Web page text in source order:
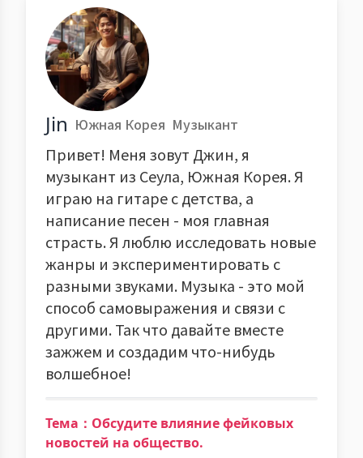
Jin Южная Корея Музыкант
Привет! Меня зовут Джин, я
музыкант из Сеула, Южная Корея. Я
играю на гитаре с детства, а
написание песен - моя главная
страсть. Я люблю исследовать новые
жанры и экспериментировать с
разными звуками. Музыка - это мой
способ самовыражения и связи с
другими. Так что давайте вместе
зажжем и создадим что-нибудь
волшебное!
Тема：Обсудите влияние фейковых
новостей на общество.